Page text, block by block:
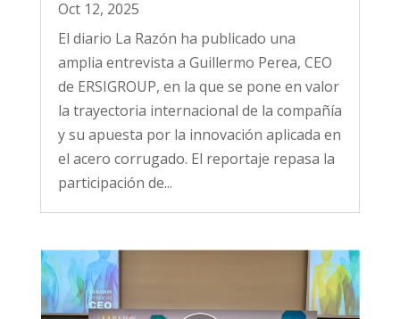
Oct 12, 2025
El diario La Razón ha publicado una
amplia entrevista a Guillermo Perea, CEO
de ERSIGROUP, en la que se pone en valor
la trayectoria internacional de la compañía
y su apuesta por la innovación aplicada en
el acero corrugado. El reportaje repasa la
participación de...